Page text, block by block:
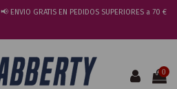
📢 ENVIO GRATIS EN PEDIDOS SUPERIORES a 70 €
0